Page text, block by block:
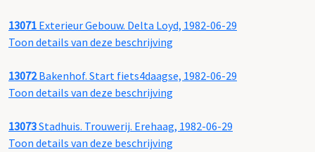
13071 Exterieur Gebouw. Delta Loyd, 1982-06-29
Toon details van deze beschrijving
13072Bakenhof. Start fiets4daagse, 1982-06-29
Toon details van deze beschrijving
13073Stadhuis. Trouwerij. Erehaag, 1982-06-29
Toon details van deze beschrijving